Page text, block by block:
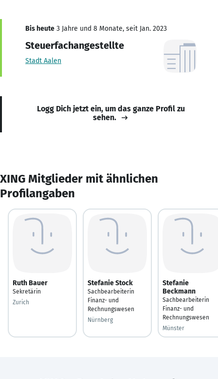
Bis heute 3 Jahre und 8 Monate, seit Jan. 2023
Steuerfachangestellte
Stadt Aalen
Logg Dich jetzt ein, um das ganze Profil zu
sehen.
XING Mitglieder mit ähnlichen
Profilangaben
Ruth Bauer
Sekretärin
Zurich
Stefanie Stock
Sachbearbeiterin
Finanz- und
Rechnungswesen
Nürnberg
Stefanie
Beckmann
Sachbearbeiterin
Finanz- und
Rechnungswesen
Münster